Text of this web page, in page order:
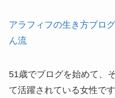
アラフィフの生き方ブロ
ん流
51歳でブログを始めて、
て活躍されている女性です